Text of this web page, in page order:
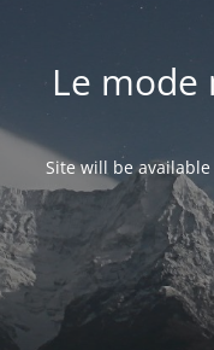
Le mode
Site will be